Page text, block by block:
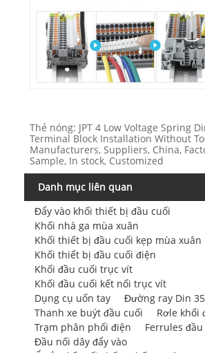
Thẻ nóng: JPT 4 Low Voltage Spring
Terminal Block Installation Without
Manufacturers, Suppliers, China,
Sample, In stock, Customized
Danh mục liên quan
Đẩy vào khối thiết bị đầu cuối
Khối nhà ga mùa xuân
Khối thiết bị đầu cuối kẹp mùa xuân
Khối thiết bị đầu cuối điện
Khối đầu cuối trục vít
Khối đầu cuối kết nối trục vít
Dụng cụ uốn tay
Đường ray Din
Thanh xe buýt đầu cuối
Rơle khối
Trạm phân phối điện
Ferrules
Đầu nối dây đẩy vào